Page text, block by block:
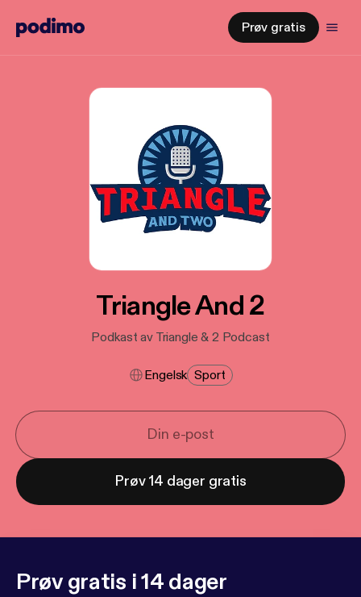
Prøv gratis
Triangle And 2
Podkast av Triangle & 2 Podcast
Engelsk Sport
Prøv 14 dager gratis
Prøv gratis i 14 dager